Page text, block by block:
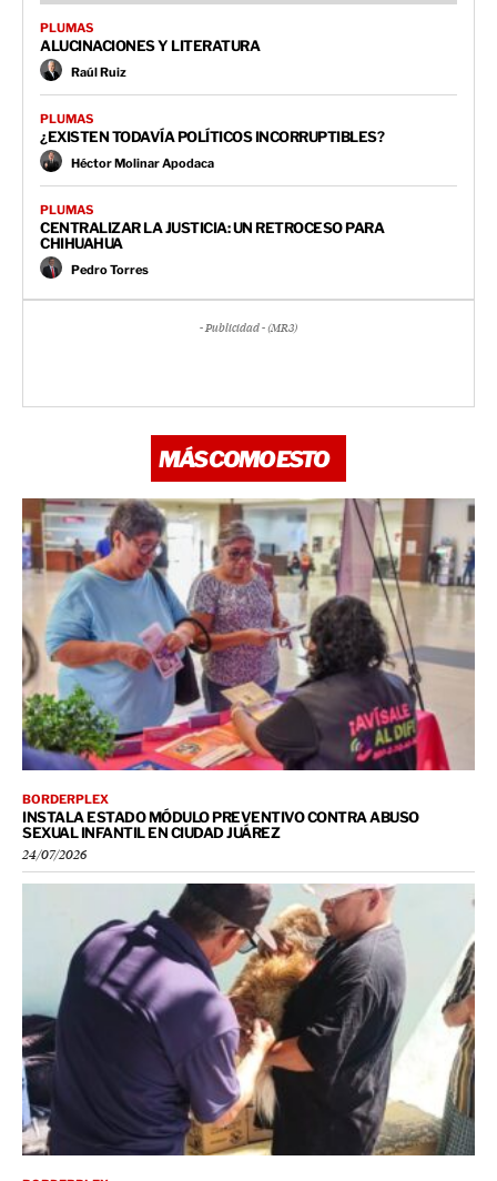
PLUMAS
ALUCINACIONES Y LITERATURA
Raúl Ruiz
PLUMAS
¿EXISTEN TODAVÍA POLÍTICOS INCORRUPTIBLES?
Héctor Molinar Apodaca
PLUMAS
CENTRALIZAR LA JUSTICIA: UN RETROCESO PARA
CHIHUAHUA
Pedro Torres
- Publicidad - (MR3)
MÁS COMO ESTO
BORDERPLEX
INSTALA ESTADO MÓDULO PREVENTIVO CONTRA ABUSO
SEXUAL INFANTIL EN CIUDAD JUÁREZ
24/07/2026